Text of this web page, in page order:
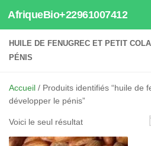
Au dessous du contenu
AfriqueBio+22961007412
HUILE DE FENUGREC ET PETIT
PÉNIS
Accueil / Produits identifiés “huile de
développer le pénis”
Voici le seul résultat